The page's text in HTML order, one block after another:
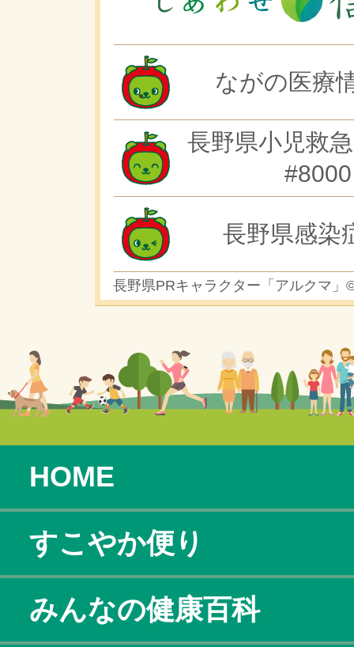
ながの医療
長野県小児救
#8000
長野県感染
長野県PRキャラクター「アルクマ」
HOME
すこやか便り
みんなの健康百科